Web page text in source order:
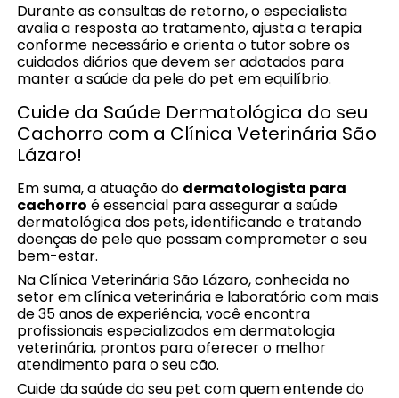
Durante as consultas de retorno, o especialista
avalia a resposta ao tratamento, ajusta a terapia
conforme necessário e orienta o tutor sobre os
cuidados diários que devem ser adotados para
manter a saúde da pele do pet em equilíbrio.
Cuide da Saúde Dermatológica do seu
Cachorro com a Clínica Veterinária São
Lázaro!
Em suma, a atuação do dermatologista para
cachorro é essencial para assegurar a saúde
dermatológica dos pets, identificando e tratando
doenças de pele que possam comprometer o seu
bem-estar.
Na Clínica Veterinária São Lázaro, conhecida no
setor em clínica veterinária e laboratório com mais
de 35 anos de experiência, você encontra
profissionais especializados em dermatologia
veterinária, prontos para oferecer o melhor
atendimento para o seu cão.
Cuide da saúde do seu pet com quem entende do